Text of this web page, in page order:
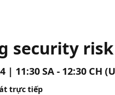
security
| 11:30 SA - 12:30 CH
trực tiếp